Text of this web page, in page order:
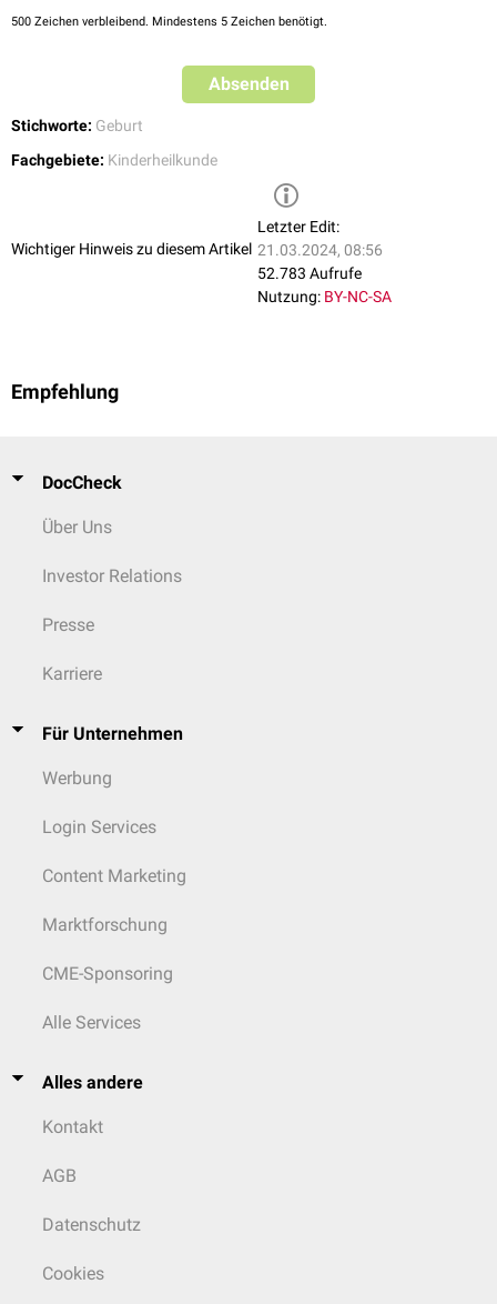
500 Zeichen verbleibend. Mindestens 5 Zeichen benötigt.
Absenden
Stichworte: Geburt
Fachgebiete: Kinderheilkunde
Wichtiger Hinweis zu diesem Artikel
Letzter Edit:
21.03.2024, 08:56
52.783 Aufrufe
Nutzung: BY-NC-SA
Empfehlung
DocCheck
Über Uns
Investor Relations
Presse
Karriere
Für Unternehmen
Werbung
Login Services
Content Marketing
Marktforschung
CME-Sponsoring
Alle Services
Alles andere
Kontakt
AGB
Datenschutz
Cookies